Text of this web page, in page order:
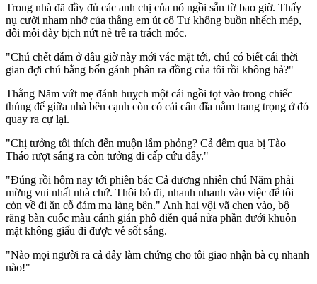
Trong nhà đã đầy đủ các anh chị của nó ngồi sẵn từ bao giờ. Thấy
nụ cười nham nhở của thằng em út cô Tư không buồn nhếch mép,
đôi môi dày bịch nứt nẻ trề ra trách móc.
"Chú chết dẫm ở đâu giờ này mới vác mặt tới, chú có biết cái thời
gian đợi chú bằng bốn gánh phân ra đồng của tôi rồi không hả?"
Thằng Năm vứt mẹ đánh huỵch một cái ngồi tọt vào trong chiếc
thúng để giữa nhà bên cạnh còn có cái cân đĩa nằm trang trọng ở đó
quay ra cự lại.
"Chị tưởng tôi thích đến muộn lắm phỏng? Cả đêm qua bị Tào
Tháo rượt sáng ra còn tưởng đi cấp cứu đây."
"Đúng rồi hôm nay tới phiên bác Cả đương nhiên chú Năm phải
mừng vui nhất nhà chứ. Thôi bỏ đi, nhanh nhanh vào việc để tôi
còn về đi ăn cỗ đám ma làng bên." Anh hai vội vã chen vào, bộ
răng bàn cuốc màu cánh gián phô diễn quá nửa phần dưới khuôn
mặt không giấu đi được vẻ sốt sắng.
"Nào mọi người ra cả đây làm chứng cho tôi giao nhận bà cụ nhanh
nào!"